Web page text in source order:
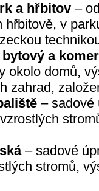
a hřbitov–
hřbitově, v
a
okolo domů,
zahrad,
– sadové
– sadové
stromů,